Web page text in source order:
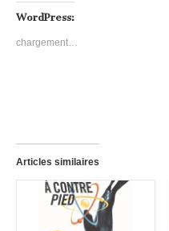
WordPress:
chargement…
Articles similaires